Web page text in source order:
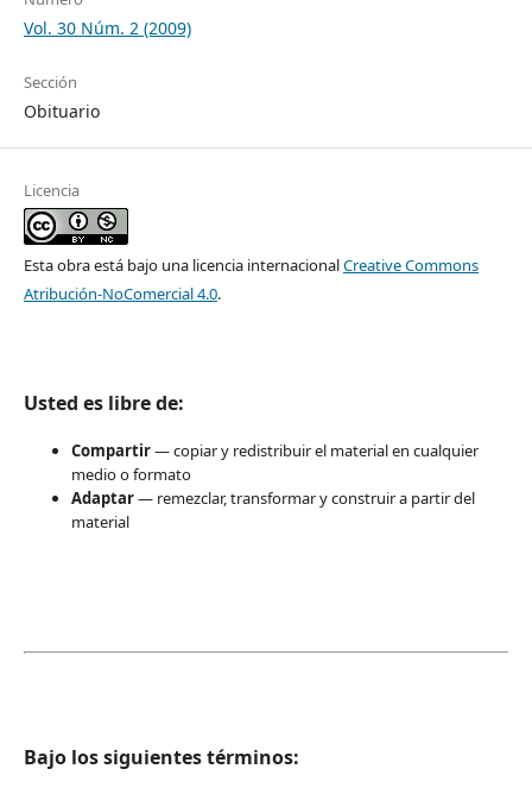
Vol. 30 Núm. 2 (2009)
Sección
Obituario
Licencia
Esta obra está bajo una licencia internacionalCreative Commons
Atribución-NoComercial 4.0.
Usted es libre de:
Compartir— copiar y redistribuir el material en cualquier
medio o formato
Adaptar— remezclar, transformar y construir a partir del
material
Bajo los siguientes términos: